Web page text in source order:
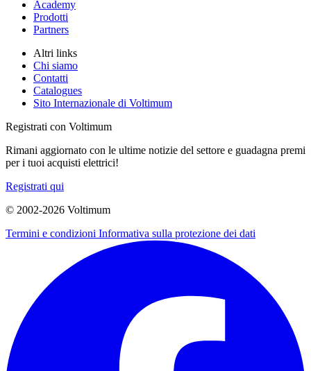
Academy
Prodotti
Partners
Altri links
Chi siamo
Contatti
Catalogues
Sito Internazionale di Voltimum
Registrati con Voltimum
Rimani aggiornato con le ultime notizie del settore e guadagna premi
per i tuoi acquisti elettrici!
Registrati qui
© 2002-2026 Voltimum
Termini e condizioni Informativa sulla protezione dei dati